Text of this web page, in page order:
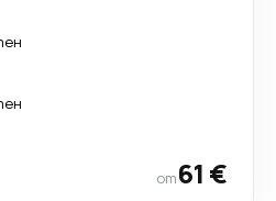
от61 €